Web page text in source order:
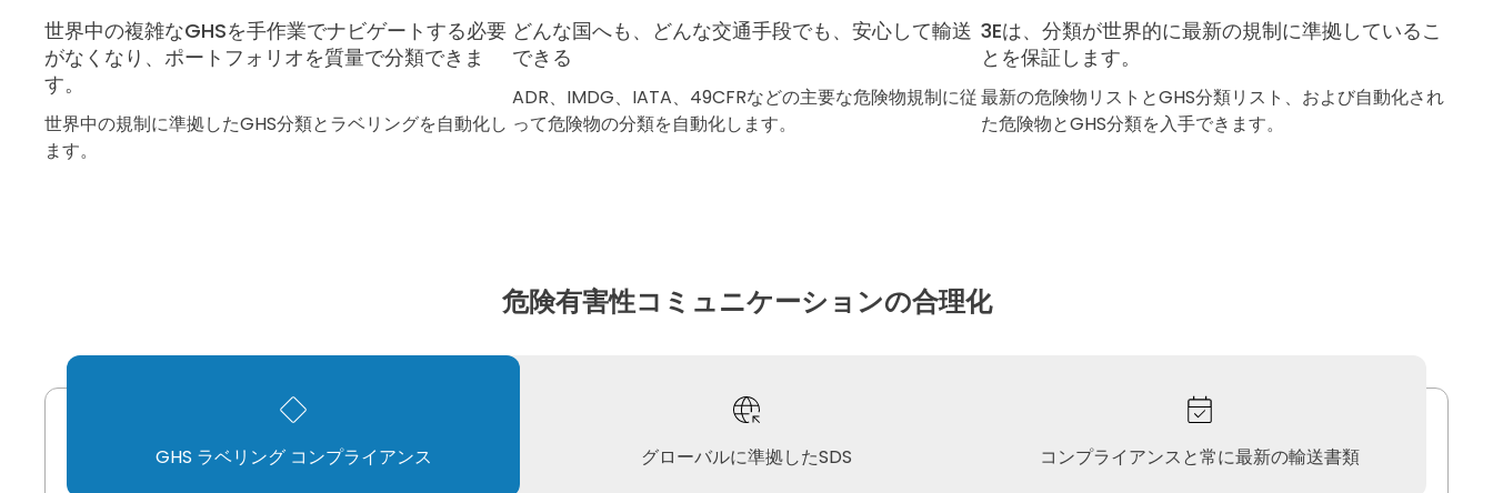
世界中の複雑なGHSを手作業でナビゲートする必要
がなくなり、ポートフォリオを質量で分類できま
す。
世界中の規制に準拠したGHS分類とラベリングを自動化し
ます。
どんな国へも、どんな交通手段でも、安心して輸送
できる
ADR、IMDG、IATA、49CFRなどの主要な危険物規制に従
って危険物の分類を自動化します。
3Eは、分類が世界的に最新の規制に準拠しているこ
とを保証します。
最新の危険物リストとGHS分類リスト、および自動化され
た危険物とGHS分類を入手できます。
危険有害性コミュニケーションの合理化
GHS ラベリング コンプライアンス グローバルに準拠したSDS コンプライアンスと常に最新の輸送書類